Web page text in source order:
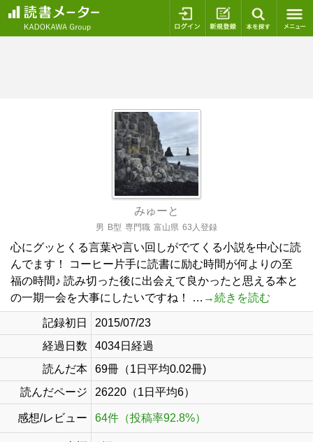
ログイン 新規登録
みゅーと
男 B型 専門職 富山県 63人登録
心にグッとくる言葉や言い回しがでてくる小説を中心に読
んでます！ コーヒー片手に読書に励む時間が何よりの至
福の時間♪ 読み切った後に出会えて良かったと思える本と
の一期一会を大事にしたいですね！ … →続きを読む
記録初日
2015/07/23
経過日数
4034日経過
読んだ本
69冊（1日平均0.02冊)
読んだページ
26220（1日平均6）
感想/レビュー 64件（投稿率92.8%）